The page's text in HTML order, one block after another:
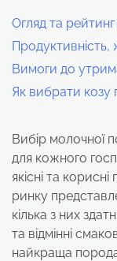
Огляд та
Продуктивність,
Вимоги до
Як вибрати козу
Вибір молочної
для кожного
якісні та
ринку
кілька з них
та відмінні
найкраща